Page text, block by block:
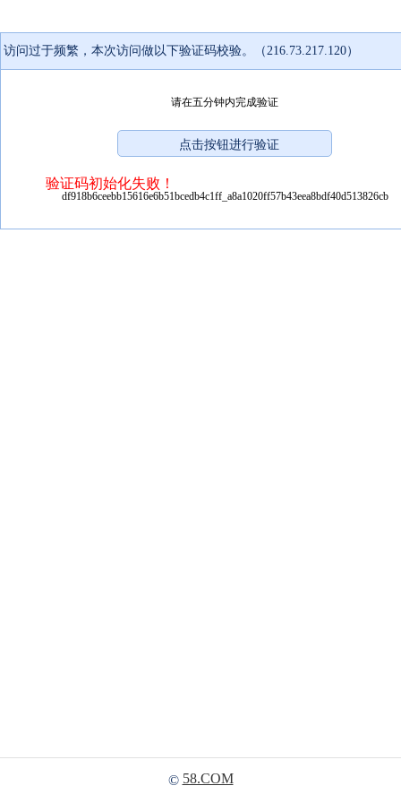
访问过于频繁，本次访问做以下验证码校验。（216.73.217.120）
请在五分钟内完成验证
验证码初始化失败！
df918b6ceebb15616e6b51bcedb4c1ff_a8a1020ff57b43eea8bdf40d513826cb
© 58.COM